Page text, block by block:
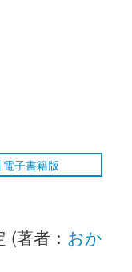
電子書籍版
著者： おか